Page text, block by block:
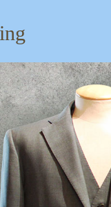
：東京都八王子市